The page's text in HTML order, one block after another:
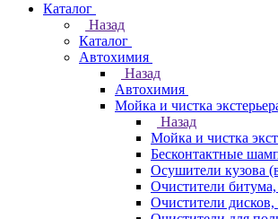
Каталог
Назад
Каталог
Автохимия
Назад
Автохимия
Мойка и чистка
Назад
Мойка и чистка
Бесконтактные
Осушители кузова
Очистители
Очистители